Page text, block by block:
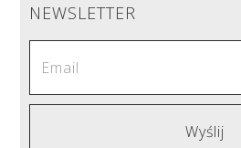
NEWSLETTER